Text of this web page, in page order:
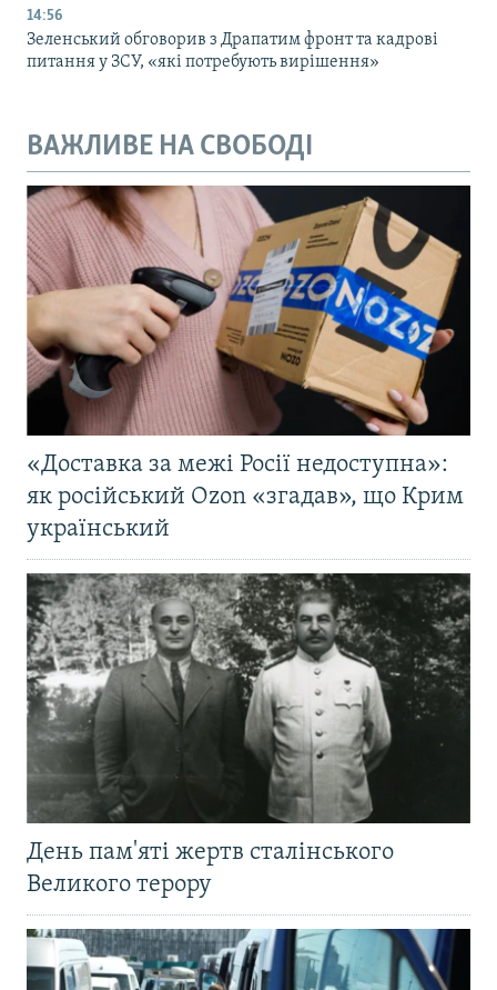
14:56
Зеленський обговорив з Драпатим фронт та кадрові
питання у ЗСУ, «які потребують вирішення»
ВАЖЛИВЕ НА СВОБОДІ
«Доставка за межі Росії недоступна»:
як російський Ozon «згадав», що Крим
український
День пам'яті жертв сталінського
Великого терору